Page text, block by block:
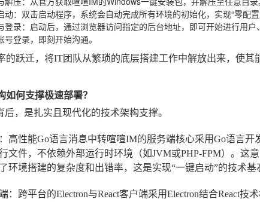
动：双击启动程序，系统会自动完成所有环境的初始化，实现“零配置
登录：启动后，通过浏览器访问指定的后台地址，即可开始进行用
号登录，即刻开始沟通。
的跃迁，将IT团队从繁琐的底层搭建工作中解放出来，使其
如何支撑极速部署？
后，是扎实且现代化的技术架构支撑。
高性能Go语言消息中转喧喧IM的服务端核心采用Go语言开
文件，不依赖外部运行时环境（如JVM或PHP-FPM）。这
环境搭建的复杂度和出错率，这是实现“一键启动”的技术基
：跨平台的Electron与React客户端采用Electron结合React技